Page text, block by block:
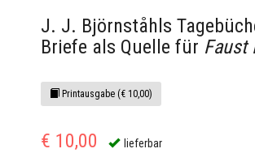
J. J. Björnståhls
Briefe als Quelle für Faust
Printausgabe (€ 10,00)
€ 10,00 lieferbar